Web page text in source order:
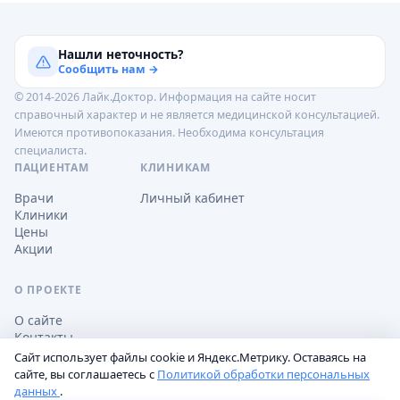
Нашли неточность?
Сообщить нам →
© 2014-2026 Лайк.Доктор. Информация на сайте носит
справочный характер и не является медицинской консультацией.
Имеются противопоказания. Необходима консультация
специалиста.
ПАЦИЕНТАМ
Врачи
Клиники
Цены
Акции
КЛИНИКАМ
Личный кабинет
О ПРОЕКТЕ
О сайте
Контакты
Сайт использует файлы cookie и Яндекс.Метрику. Оставаясь на
сайте, вы соглашаетесь с Политикой обработки персональных
данных .